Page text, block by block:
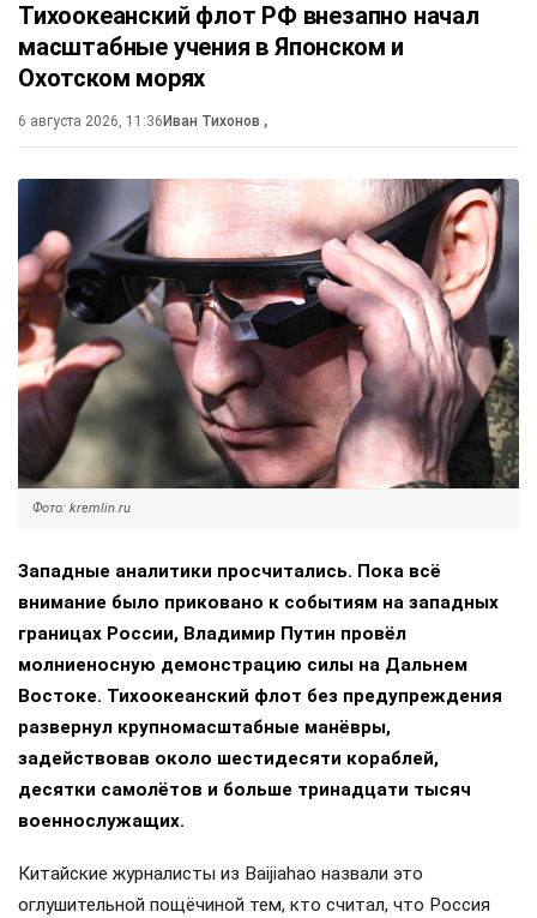
Тихоокеанский флот РФ внезапно начал
масштабные учения в Японском и
Охотском морях
6 августа 2026, 11:36 Иван Тихонов ,
Фото: kremlin.ru
Западные аналитики просчитались. Пока всё
внимание было приковано к событиям на западных
границах России, Владимир Путин провёл
молниеносную демонстрацию силы на Дальнем
Востоке. Тихоокеанский флот без предупреждения
развернул крупномасштабные манёвры,
задействовав около шестидесяти кораблей,
десятки самолётов и больше тринадцати тысяч
военнослужащих.
Китайские журналисты из Baijiahao назвали это
оглушительной пощёчиной тем, кто считал, что Россия